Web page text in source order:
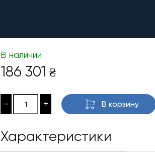
В наличии
186 301 ₴
- + В корзину
Характеристики